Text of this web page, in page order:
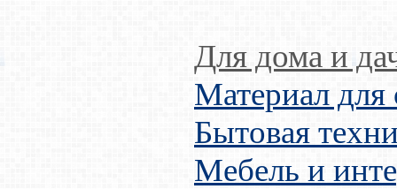
Для дома и
Материал для
Бытовая
Мебель и